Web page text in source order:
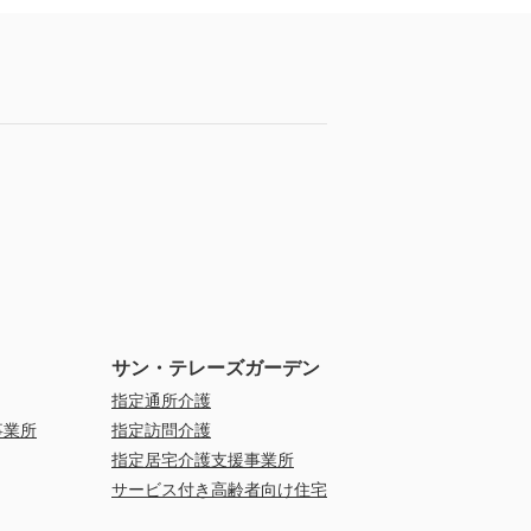
所
サン・テレーズガーデン
指定通所介護
指定訪問介護
指定居宅介護支援事業所
サービス付き高齢者向け住宅